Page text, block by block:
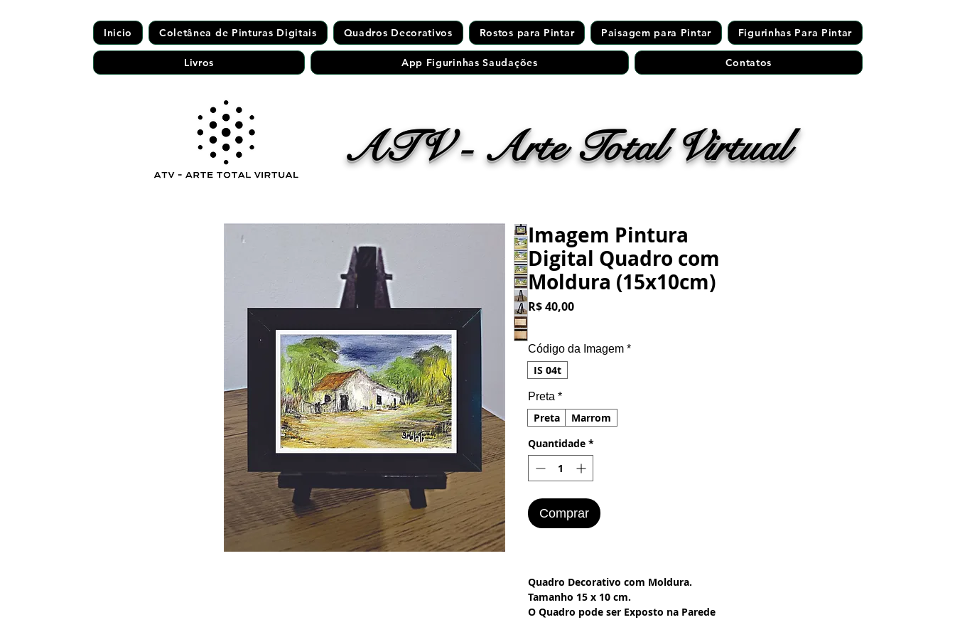
Inicio Coletânea de Pinturas Digitais Quadros Decorativos Rostos para Pintar Paisagem para Pintar Figurinhas Para Pintar
Livros App Figurinhas Saudações Contatos
ATV - Arte Total Virtual
Imagem Pintura
Digital Quadro com
Moldura (15x10cm)
R$ 40,00Preço
Código da Imagem *
IS 04t
Preta *
Preta
Marrom
Quantidade *
Comprar
Quadro Decorativo com Moldura.
Tamanho 15 x 10 cm.
O Quadro pode ser Exposto na Parede